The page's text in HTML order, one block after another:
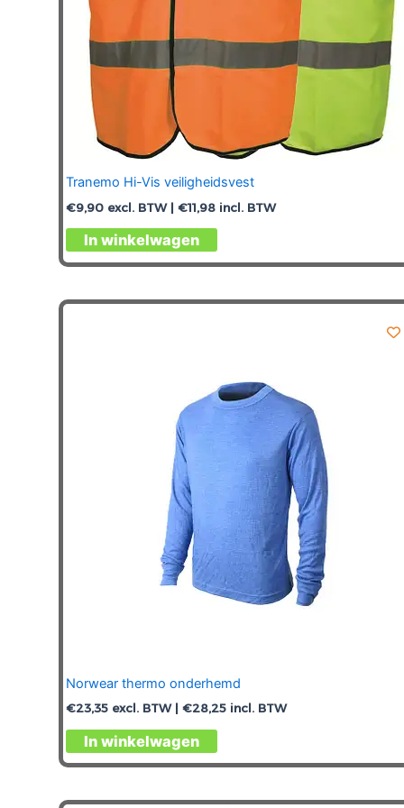
Tranemo Hi-Vis veiligheidsvest
€9,90 excl. BTW | €11,98 incl. BTW
In winkelwagen
Dit
product
meerdere
kan
gekozen
worden
de
productpagina
Norwear thermo onderhemd
€23,35 excl. BTW | €28,25 incl. BTW
In winkelwagen
Dit
product
meerdere